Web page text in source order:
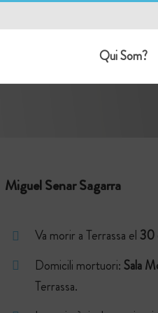
Qui Som?
Miguel Senar Sagarra
Va morir a Terrassa el30
Domicili mortuori:Sala
Terrassa.